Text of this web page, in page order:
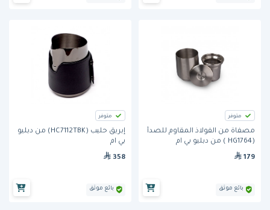
متوفر
مصفاة من الفولاذ المقاوم للصدأ
(HG1764 ) من دبليو بي ام
179
بائع موثق
متوفر
إبريق حليب (HC7112TBK) من دبليو
بي ام
358
بائع موثق